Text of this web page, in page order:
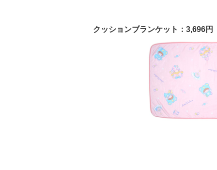
クッションブランケット：3,696円